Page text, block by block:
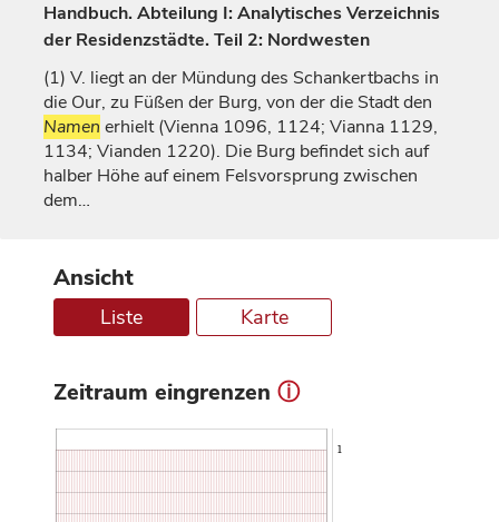
Handbuch. Abteilung I: Analytisches Verzeichnis
der Residenzstädte. Teil 2: Nordwesten
(1) V. liegt an der Mündung des Schankertbachs in
die Our, zu Füßen der Burg, von der die Stadt den
Namen erhielt (Vienna 1096, 1124; Vianna 1129,
1134; Vianden 1220). Die Burg befindet sich auf
halber Höhe auf einem Felsvorsprung zwischen
dem…
Ansicht
Liste Karte
Zeitraum eingrenzen ⓘ
1